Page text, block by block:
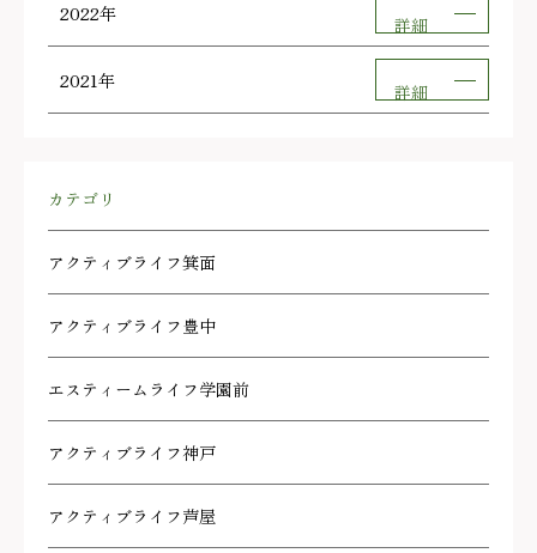
2022年 詳細
2021年 詳細
カテゴリ
アクティブライフ箕面
アクティブライフ豊中
エスティームライフ学園前
アクティブライフ神戸
アクティブライフ芦屋